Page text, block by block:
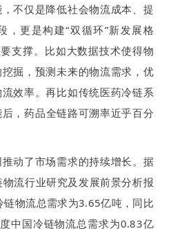
不仅是降低社会物流成本、提
，更是构建“双循环”新发展格
支撑。比如大数据技术使得物
掘，预测未来的物流需求，优
效率。再比如传统医药冷链系
，药品全链路可溯率近乎百分
动了市场需求的持续增长。据
流行业研究及发展前景分析报
物流总需求为3.65亿吨，同比
中国冷链物流总需求为0.83亿